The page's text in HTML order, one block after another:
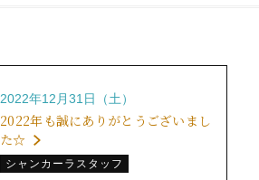
2022年12月31日（土）
2022年も誠にありがとうございまし
た☆
シャンカーラスタッフ